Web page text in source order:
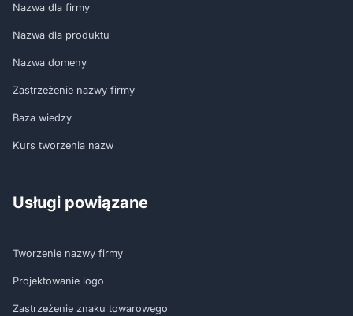
Nazwa dla firmy
Nazwa dla produktu
Nazwa domeny
Zastrzeżenie nazwy firmy
Baza wiedzy
Kurs tworzenia nazw
Usługi powiązane
Tworzenie nazwy firmy
Projektowanie logo
Zastrzeżenie znaku towarowego